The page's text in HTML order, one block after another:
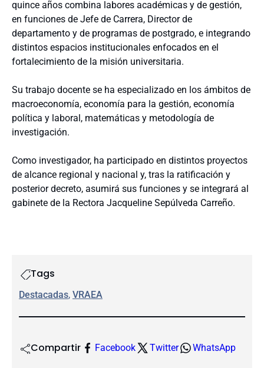
quince años combina labores académicas y de gestión,
en funciones de Jefe de Carrera, Director de
departamento y de programas de postgrado, e integrando
distintos espacios institucionales enfocados en el
fortalecimiento de la misión universitaria.
Su trabajo docente se ha especializado en los ámbitos de
macroeconomía, economía para la gestión, economía
política y laboral, matemáticas y metodología de
investigación.
Como investigador, ha participado en distintos proyectos
de alcance regional y nacional y, tras la ratificación y
posterior decreto, asumirá sus funciones y se integrará al
gabinete de la Rectora Jacqueline Sepúlveda Carreño.
Tags
Destacadas, VRAEA
Compartir Facebook Twitter WhatsApp